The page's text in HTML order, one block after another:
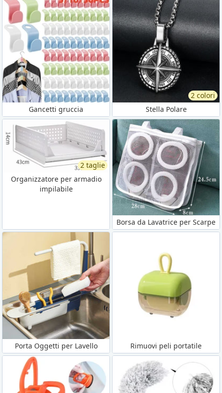
Gancetti gruccia
2 colori
Stella Polare
2 taglie
Organizzatore per armadio
impilabile
Borsa da Lavatrice per Scarpe
Porta Oggetti per Lavello Rimuovi peli portatile